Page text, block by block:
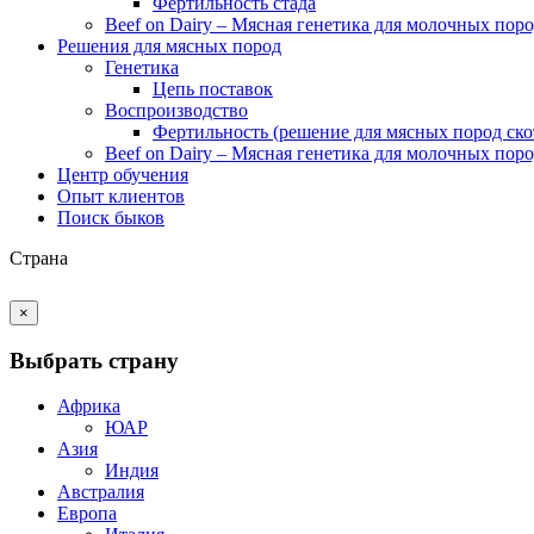
Beef on Dairy – Мясная генетика для молочных
Решения для мясных пород
Генетика
Цепь поставок
Воспроизводство
Фертильность (решение для мясных пород
Beef on Dairy – Мясная генетика для молочных
Центр обучения
Опыт клиентов
Поиск быков
Страна
×
Выбрать страну
Африка
ЮАР
Азия
Индия
Австралия
Европа